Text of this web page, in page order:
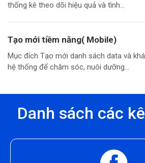
thống kê theo dõi hiệu quả và tình...
Tạo mới tiềm năng( Mobile)
Mục đích Tạo mới danh sách data và
hệ thống để chăm sóc, nuôi dưỡng...
Danh sách các